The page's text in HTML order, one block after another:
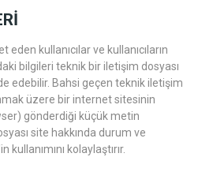
eden kullanıcılar ve kullanıcıların
bilgileri teknik bir iletişim dosyası
edebilir. Bahsi geçen teknik iletişim
üzere bir internet sitesinin
gönderdiği küçük metin
site hakkında durum ve
kolaylaştırır.